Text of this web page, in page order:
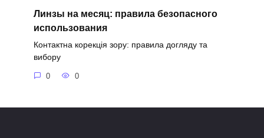
Линзы на месяц: правила безопасного
использования
Контактна корекція зору: правила догляду та
вибору
0 0